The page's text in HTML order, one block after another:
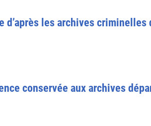
les archives criminelles
conservée aux archives